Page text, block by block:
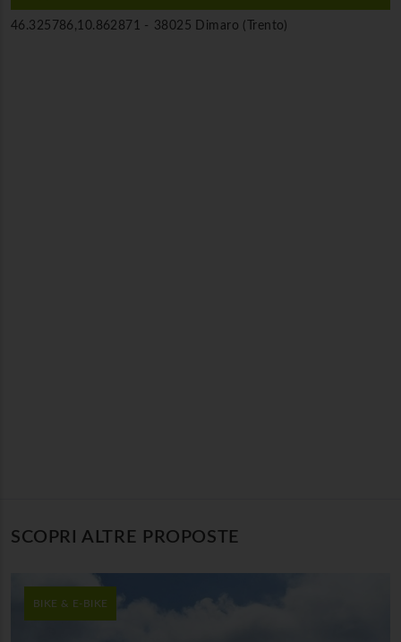
46.325786,10.862871 - 38025 Dimaro (Trento)
SCOPRI ALTRE PROPOSTE
BIKE & E-BIKE